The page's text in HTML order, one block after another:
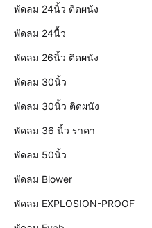
พัดลม 24นิ้ว ติดผนัง
พัดลม 24นื้ว
พัดลม 26นิ้ว ติดผนัง
พัดลม 30นิ้ว
พัดลม 30นิ้ว ติดผนัง
พัดลม 36 นิ้ว ราคา
พัดลม 50นิ้ว
พัดลม Blower
พัดลม EXPLOSION-PROOF